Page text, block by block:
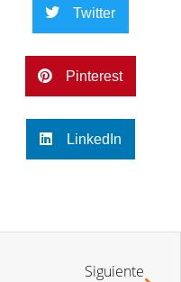
Twitter
Pinterest
LinkedIn
Siguiente